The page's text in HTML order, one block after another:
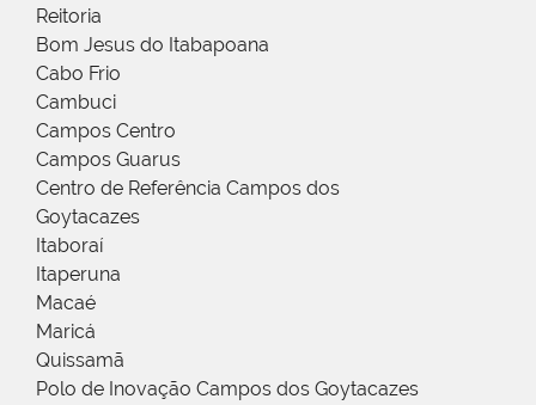
Reitoria
Bom Jesus do Itabapoana
Cabo Frio
Cambuci
Campos Centro
Campos Guarus
Centro de Referência Campos dos
Goytacazes
Itaboraí
Itaperuna
Macaé
Maricá
Quissamã
Polo de Inovação Campos dos Goytacazes